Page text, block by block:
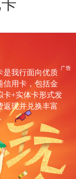
我行面向优质
信用卡，包括金
卡+实体卡形式发
返现并兑换丰富